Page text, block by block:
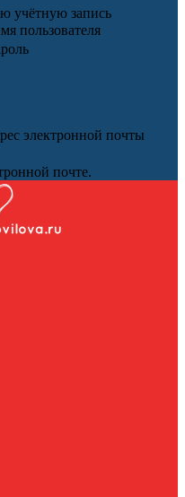
учётную запись
пользователя
электронной почты
почте.